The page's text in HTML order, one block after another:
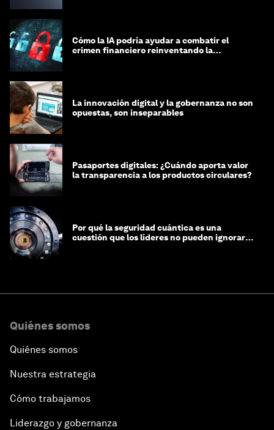
Cómo la IA podría ayudar a combatir el
crimen financiero reinventando la
La innovación digital y la gobernanza no son
opuestas, son inseparables
Pasaportes digitales: ¿Cuándo aporta valor
la transparencia a los productos circulares?
Por qué la seguridad cuántica es una
cuestión que los líderes no pueden ignorar
Quiénes somos
Quiénes somos
Nuestra estrategia
Cómo trabajamos
Liderazgo y gobernanza